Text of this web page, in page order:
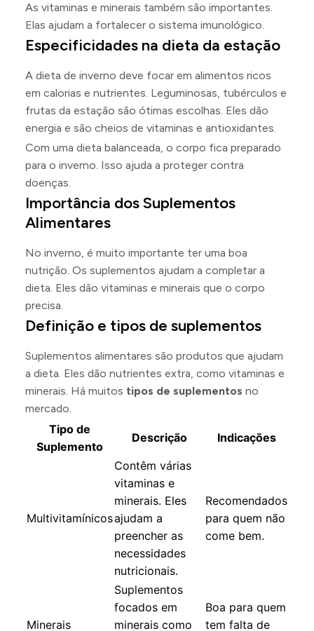
As vitaminas e minerais também são importantes.
Elas ajudam a fortalecer o sistema imunológico.
Especificidades na dieta da estação
A dieta de inverno deve focar em alimentos ricos
em calorias e nutrientes. Leguminosas, tubérculos e
frutas da estação são ótimas escolhas. Eles dão
energia e são cheios de vitaminas e antioxidantes.
Com uma dieta balanceada, o corpo fica preparado
para o inverno. Isso ajuda a proteger contra
doenças.
Importância dos Suplementos
Alimentares
No inverno, é muito importante ter uma boa
nutrição. Os suplementos ajudam a completar a
dieta. Eles dão vitaminas e minerais que o corpo
precisa.
Definição e tipos de suplementos
Suplementos alimentares são produtos que ajudam
a dieta. Eles dão nutrientes extra, como vitaminas e
minerais. Há muitos tipos de suplementos no
mercado.
Tipo de
Suplemento
Descrição Indicações
Multivitamínicos
Contêm várias
vitaminas e
minerais. Eles
ajudam a
preencher as
necessidades
nutricionais.
Recomendados
para quem não
come bem.
Minerais
Suplementos
focados em
minerais como
Boa para quem
tem falta de